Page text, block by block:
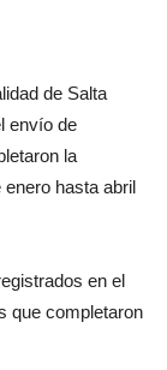
de Salta
envío de
la
hasta abril
en el
que completaron